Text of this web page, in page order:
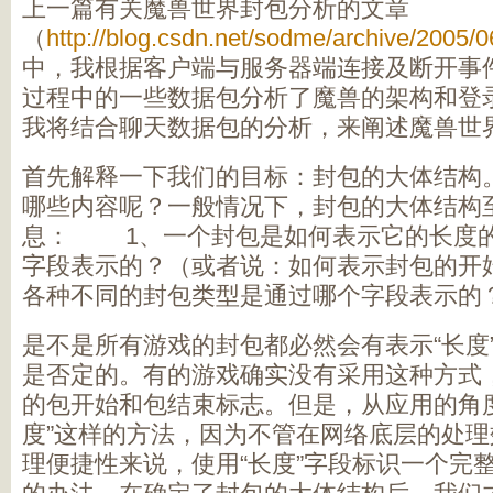
上一篇有关魔兽世界封包分析的文章
（http://blog.csdn.net/sodme/archive/2005/
中，我根据客户端与服务器端连接及断开事
过程中的一些数据包分析了魔兽的架构和登
我将结合聊天数据包的分析，来阐述魔兽世
首先解释一下我们的目标：封包的大体结构
哪些内容呢？一般情况下，封包的大体结构
息： 1、一个封包是如何表示它的长度
字段表示的？（或者说：如何表示封包
各种不同的封包类型是通过哪个字段表示的
是不是所有游戏的封包都必然会有表示“长度
是否定的。有的游戏确实没有采用这种方式
的包开始和包结束标志。但是，从应用的角
度”这样的方法，因为不管在网络底层的处
理便捷性来说，使用“长度”字段标识一个完